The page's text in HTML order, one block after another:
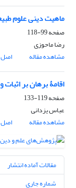
ماهیت دینی علوم
صفحه99-118
رضا ماحوزی
مشاهده مقاله
اصل
اقامۀ برهان بر اثبات
صفحه119-133
عباس یزدانی
مشاهده مقاله
اصل
مقالات آماده انتشار
شماره جاری